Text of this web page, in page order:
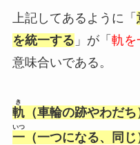
上記してあるように「
を統一する 」が「 軌を
意味合いである。
軌
き
（車輪の跡やわだち
一
いつ
（一つになる、同じ